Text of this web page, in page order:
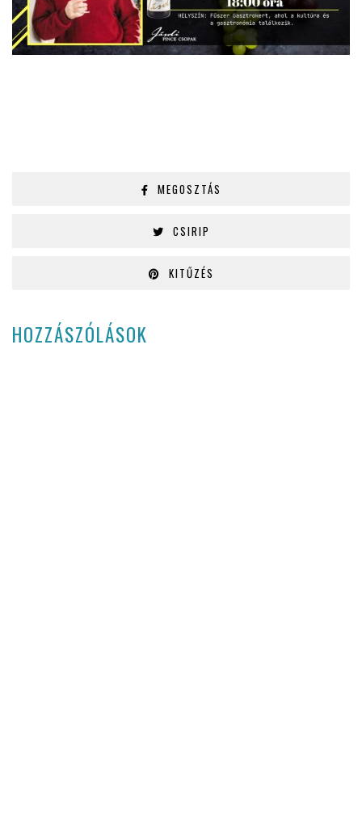
MEGOSZTÁS
CSIRIP
KITŰZÉS
HOZZÁSZÓLÁSOK